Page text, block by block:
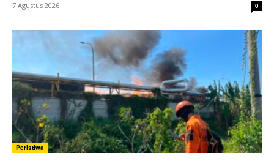
7 Agustus 2026 0
Peristiwa